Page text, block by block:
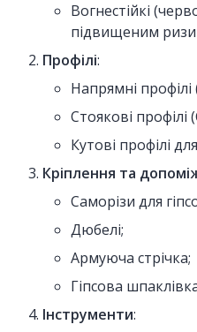
Вогнестійкі
підвищеним
Профілі:
Напрямні профілі
Стоякові профілі
Кутові профілі
Кріплення та
Саморізи для
Дюбелі;
Армуюча стрічка;
Гіпсова
Інструменти: